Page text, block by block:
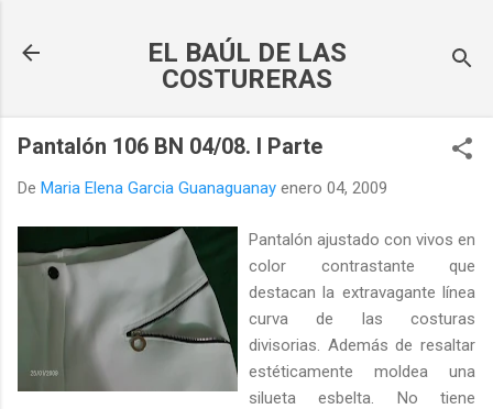
EL BAÚL DE LAS
COSTURERAS
Pantalón 106 BN 04/08. I Parte
De Maria Elena Garcia Guanaguanay enero 04, 2009
Pantalón ajustado con vivos en
color contrastante que
destacan la extravagante línea
curva de las costuras
divisorias. Además de resaltar
estéticamente moldea una
silueta esbelta. No tiene